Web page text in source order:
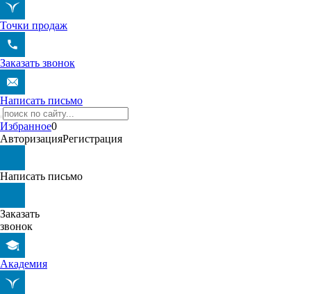
Точки продаж
Заказать звонок
Написать письмо
Избранное0
АвторизацияРегистрация
Написать письмо
Заказать
звонок
Академия